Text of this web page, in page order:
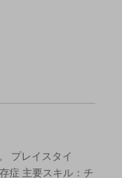
プレイスタイ
主要スキル：チ